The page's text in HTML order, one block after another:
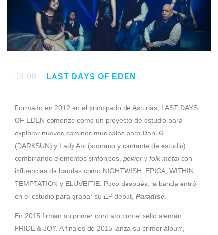
19:00 – LAST DAYS OF EDEN
Formado en 2012 en el principado de Asturias, LAST DAYS
OF EDEN comenzó como un proyecto de estudio para
explorar nuevos caminos musicales para Dani G.
(DARKSUN) y Lady Ani (soprano y cantante de estudio)
combinando elementos sinfónicos, power y folk metalcon
influencias de bandas como NIGHTWISH, EPICA, WITHIN
TEMPTATION y ELUVEITIE. Poco después, la banda entró
en el estudio para grabar su EPdebut, Paradise
En 2015 firman su primer contrato con el sello alemán
PRIDE & JOY. A finales de 2015 lanza su primer álbum,